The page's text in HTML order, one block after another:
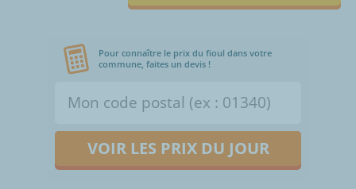
Pour connaître le prix du fioul dans votre
commune, faites un devis !
VOIR LES PRIX DU JOUR